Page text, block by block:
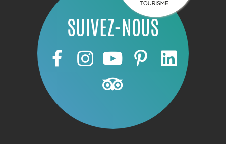
SUIVEZ-NOUS